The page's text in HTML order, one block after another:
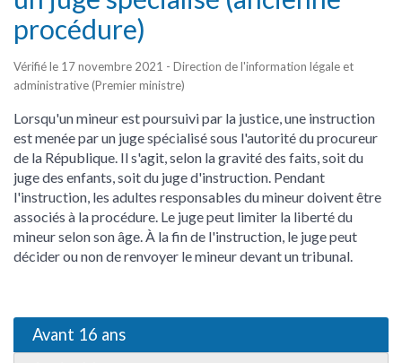
procédure)
Vérifié le 17 novembre 2021 - Direction de l'information légale et
administrative (Premier ministre)
Lorsqu'un mineur est poursuivi par la justice, une instruction
est menée par un juge spécialisé sous l'autorité du procureur
de la République. Il s'agit, selon la gravité des faits, soit du
juge des enfants, soit du juge d'instruction. Pendant
l'instruction, les adultes responsables du mineur doivent être
associés à la procédure. Le juge peut limiter la liberté du
mineur selon son âge. À la fin de l'instruction, le juge peut
décider ou non de renvoyer le mineur devant un tribunal.
Avant 16 ans